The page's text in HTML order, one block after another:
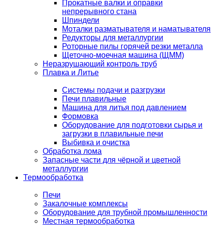
Прокатные валки и оправки
непрерывного стана
Шпиндели
Моталки разматывателя и наматывателя
Редукторы для металлургии
Роторные пилы горячей резки металла
Щеточно-моечная машина (ЩММ)
Неразрушающий контроль труб
Плавка и Литье
Системы подачи и разгрузки
Печи плавильные
Машина для литья под давлением
Формовка
Оборудование для подготовки сырья и
загрузки в плавильные печи
Выбивка и очистка
Обработка лома
Запасные части для чёрной и цветной
металлургии
Термообработка
Печи
Закалочные комплексы
Оборудование для трубной промышленности
Местная термообработка